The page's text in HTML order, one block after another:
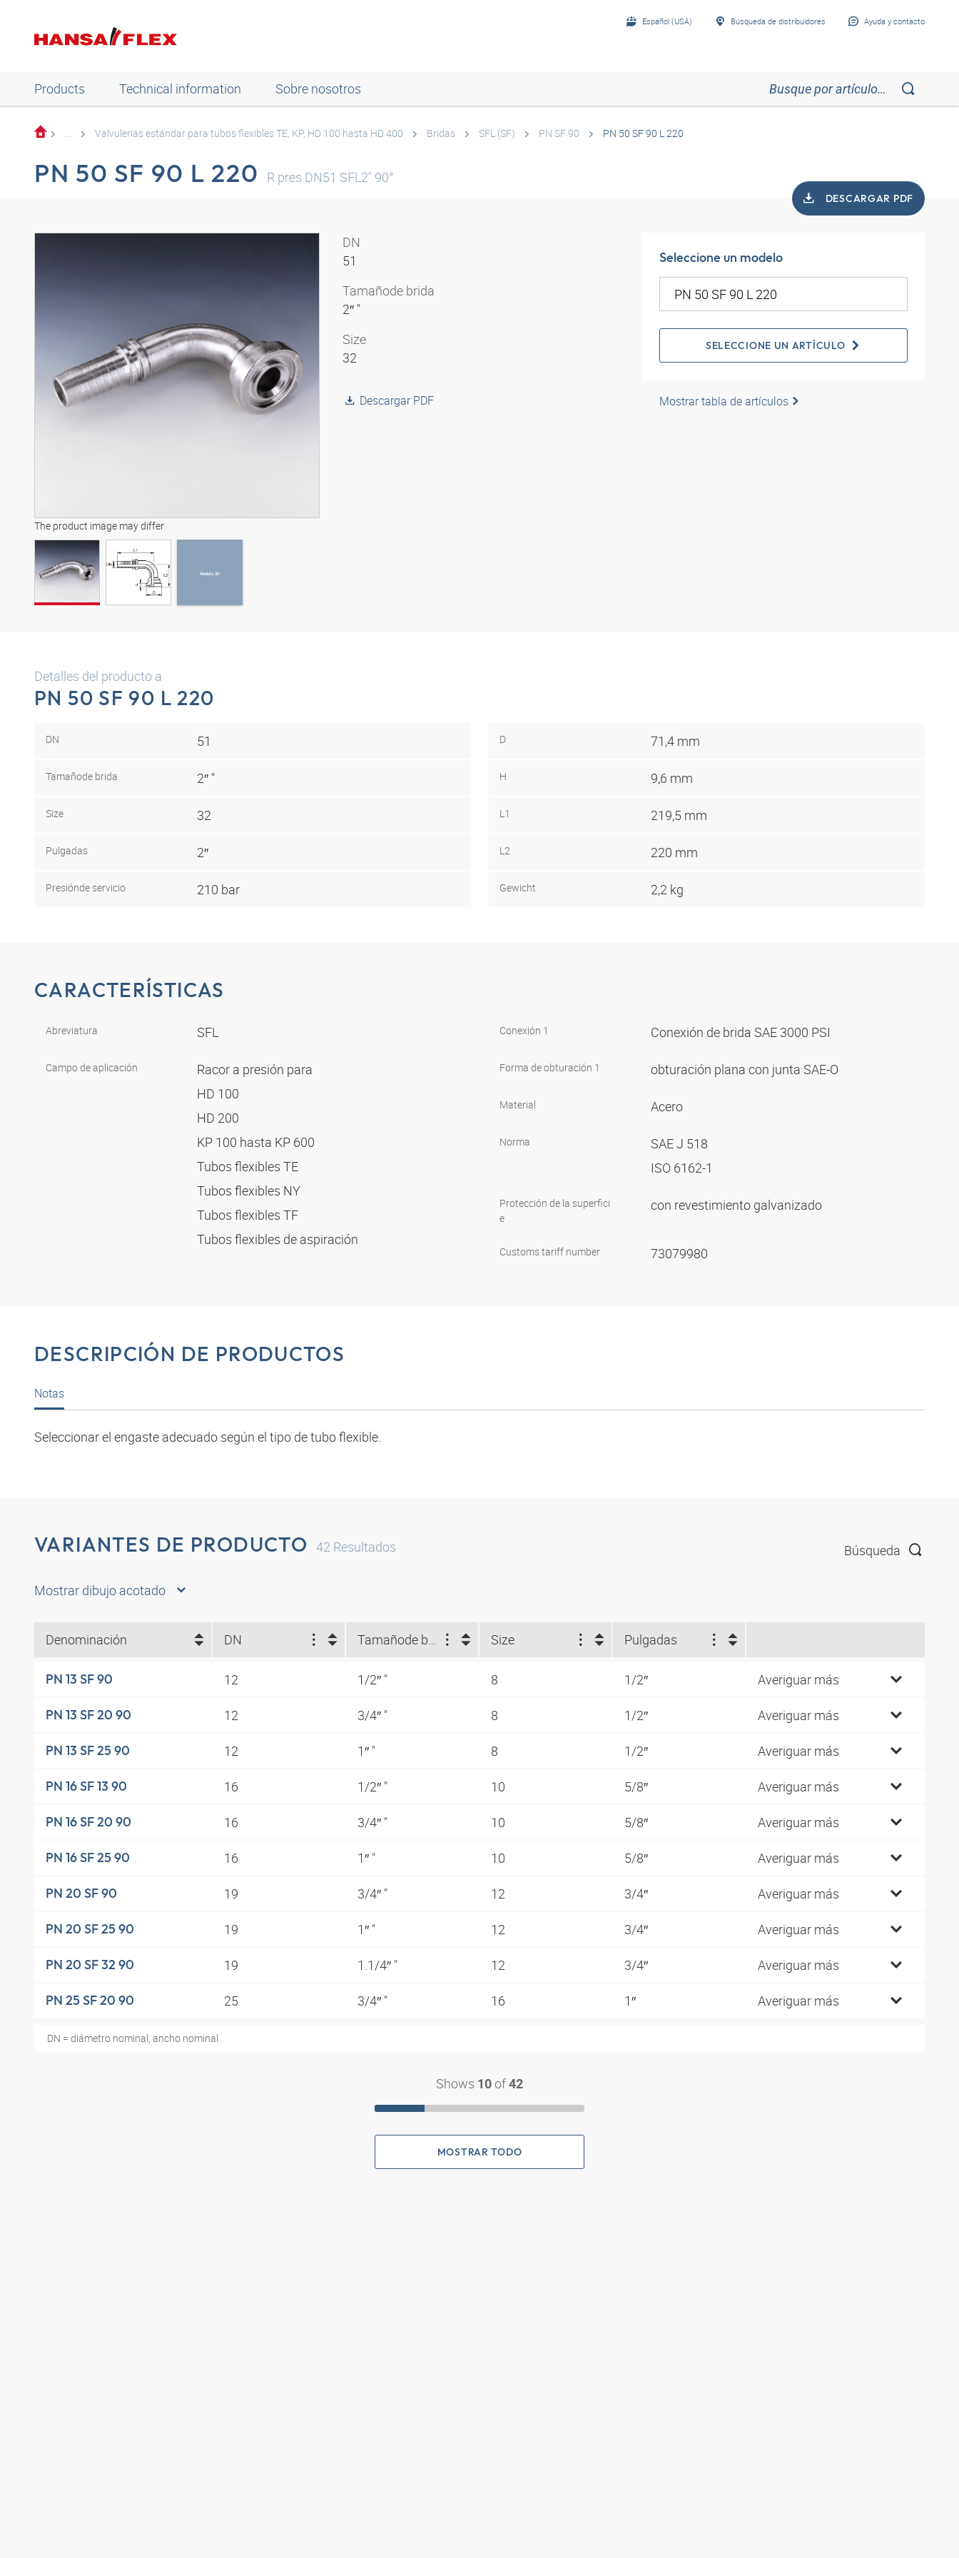
Español (USA) Búsqueda de distribuidores Ayuda y contacto
Products Technical information Sobre nosotros
... Valvulerías estándar para tubos flexibles TE, KP, HD 100 hasta HD 400 Bridas SFL (SF) PN SF 90 PN 50 SF 90 L 220
PN 50 SF 90 L 220 R.pres DN51 SFL2" 90°
DESCARGAR PDF
The product image may differ
Modelo 3D
DN
51
Tamañode brida
2″ "
Size
32
Descargar PDF
Seleccione un modelo
SELECCIONE UN ARTÍCULO
Mostrar tabla de artículos
Detalles del producto a
PN 50 SF 90 L 220
DN 51
Tamañode brida 2″ "
Size 32
Pulgadas 2″
Presiónde servicio 210 bar
D 71,4 mm
H 9,6 mm
L1 219,5 mm
L2 220 mm
Gewicht 2,2 kg
CARACTERÍSTICAS
Abreviatura SFL
Campo de aplicación
Racor a presión para
HD 100
HD 200
KP 100 hasta KP 600
Tubos flexibles TE
Tubos flexibles NY
Tubos flexibles TF
Tubos flexibles de aspiración
Conexión 1 Conexión de brida SAE 3000 PSI
Forma de obturación 1 obturación plana con junta SAE-O
Material Acero
Norma
SAE J 518
ISO 6162-1
Protección de la superfici
e
con revestimiento galvanizado
Customs tariff number 73079980
DESCRIPCIÓN DE PRODUCTOS
Notas
Seleccionar el engaste adecuado según el tipo de tubo flexible.
VARIANTES DE PRODUCTO 42 Resultados Búsqueda
Mostrar dibujo acotado
Denominación DN Tamañode brida (") Size Pulgadas
PN 13 SF 90 12 1/2″ " 8 1/2″ Averiguar más
PN 13 SF 20 90 12 3/4″ " 8 1/2″ Averiguar más
PN 13 SF 25 90 12 1″ " 8 1/2″ Averiguar más
PN 16 SF 13 90 16 1/2″ " 10 5/8″ Averiguar más
PN 16 SF 20 90 16 3/4″ " 10 5/8″ Averiguar más
PN 16 SF 25 90 16 1″ " 10 5/8″ Averiguar más
PN 20 SF 90 19 3/4″ " 12 3/4″ Averiguar más
PN 20 SF 25 90 19 1″ " 12 3/4″ Averiguar más
PN 20 SF 32 90 19 1.1/4″ " 12 3/4″ Averiguar más
PN 25 SF 20 90 25 3/4″ " 16 1″ Averiguar más
DN = diámetro nominal, ancho nominal
Shows 10 of 42
MOSTRAR TODO